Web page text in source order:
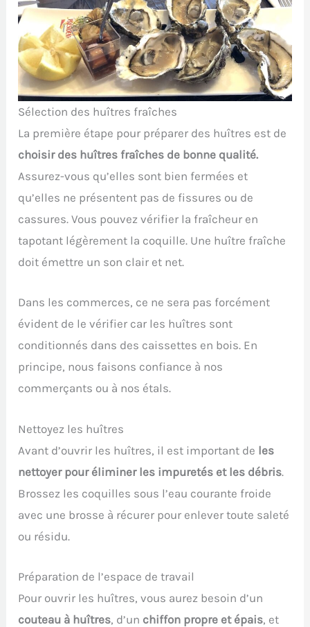
Sélection des huîtres fraîches
La première étape pour préparer des huîtres est de
choisir des huîtres fraîches de bonne qualité.
Assurez-vous qu’elles sont bien fermées et
qu’elles ne présentent pas de fissures ou de
cassures. Vous pouvez vérifier la fraîcheur en
tapotant légèrement la coquille. Une huître fraîche
doit émettre un son clair et net.
Dans les commerces, ce ne sera pas forcément
évident de le vérifier car les huîtres sont
conditionnés dans des caissettes en bois. En
principe, nous faisons confiance à nos
commerçants ou à nos étals.
Nettoyez les huîtres
Avant d’ouvrir les huîtres, il est important de les
nettoyer pour éliminer les impuretés et les débris.
Brossez les coquilles sous l’eau courante froide
avec une brosse à récurer pour enlever toute saleté
ou résidu.
Préparation de l’espace de travail
Pour ouvrir les huîtres, vous aurez besoin d’un
couteau à huîtres, d’un chiffon propre et épais, et